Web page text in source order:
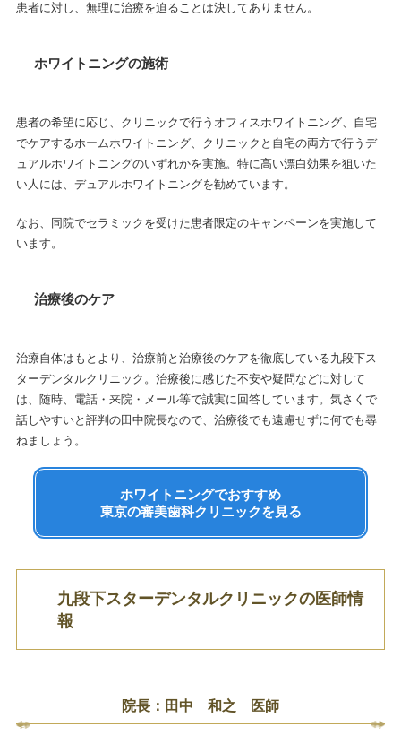
患者に対し、無理に治療を迫ることは決してありません。
ホワイトニングの施術
患者の希望に応じ、クリニックで行うオフィスホワイトニング、自宅
でケアするホームホワイトニング、クリニックと自宅の両方で行うデ
ュアルホワイトニングのいずれかを実施。特に高い漂白効果を狙いた
い人には、デュアルホワイトニングを勧めています。
なお、同院でセラミックを受けた患者限定のキャンペーンを実施して
います。
治療後のケア
治療自体はもとより、治療前と治療後のケアを徹底している九段下ス
ターデンタルクリニック。治療後に感じた不安や疑問などに対して
は、随時、電話・来院・メール等で誠実に回答しています。気さくで
話しやすいと評判の田中院長なので、治療後でも遠慮せずに何でも尋
ねましょう。
ホワイトニングでおすすめ
東京の審美歯科クリニックを見る
九段下スターデンタルクリニックの医師情
報
院長：田中 和之 医師